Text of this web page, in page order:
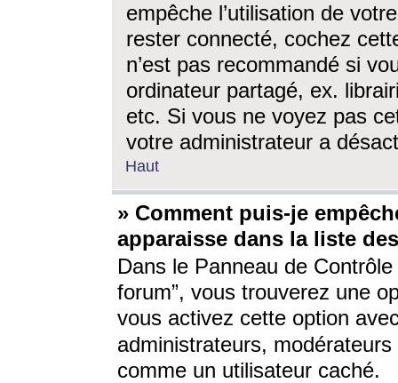
empêche l’utilisation de
rester connecté, cochez
n’est pas recommandé si
ordinateur partagé, ex.
etc. Si vous ne voyez pas
votre administrateur a
Haut
» Comment puis-je
apparaisse dans la liste
Dans le Panneau de
forum”, vous trouverez une
vous activez cette option
administrateurs,
comme un utilisateur caché.